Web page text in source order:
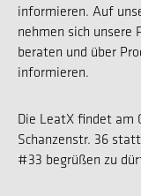
informieren. Auf
nehmen sich
beraten und über
informieren.
Die LeatX findet am
Schanzenstr. 36
#33 begrüßen zu